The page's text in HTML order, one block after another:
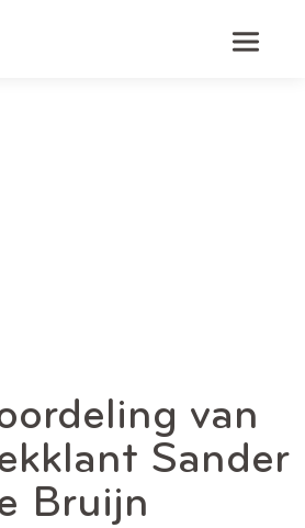
van
Sander
Bruijn